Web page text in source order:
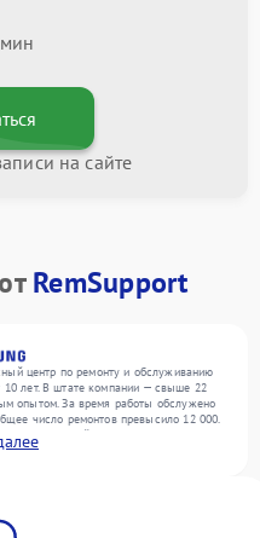
на сайте
RemSupport
центр по ремонту и обслуживанию
лет. В штате компании — свыше 22
опытом. За время работы обслужено
число ремонтов превысило 12 000.
от 300 устройств, включая , , . Мы
и поддерживаем высокий стандарт